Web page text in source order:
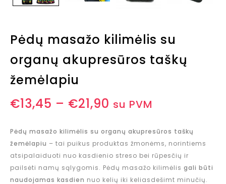
Pėdų masažo kilimėlis su
organų akupresūros taškų
žemėlapiu
€13,45 – €21,90 su PVM
Pėdų masažo kilimėlis su organų akupresūros taškų
žemėlapiu – tai puikus produktas žmonėms, norintiems
atsipalaiduoti nuo kasdienio streso bei rūpesčių ir
pailsėti namų sąlygomis. Pėdų masažo kilimėlis gali būti
naudojamas kasdien nuo kelių iki keliasdešimt minučių.